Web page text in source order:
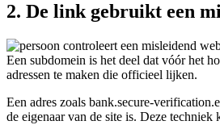
2. De link gebruikt een
Een subdomein is het deel dat vóór het
adressen te maken die officieel lijken.
Een adres zoals bank.secure-
de eigenaar van de site is. Deze